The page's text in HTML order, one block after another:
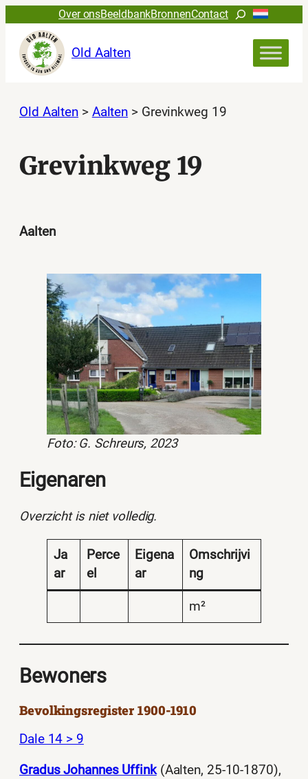
naar
inhoud
Over onsBeeldbankBronnenContactZoeken
Old Aalten
Old Aalten > Aalten > Grevinkweg 19
Grevinkweg 19
Aalten
Foto: G. Schreurs, 2023
Eigenaren
Overzicht is niet volledig.
Ja
ar
Perce
el
Eigena
ar
Omschrijvi
ng
m²
Bewoners
Bevolkingsregister 1900-1910
Dale 14 > 9
Gradus Johannes Uffink(Aalten, 25-10-1870),